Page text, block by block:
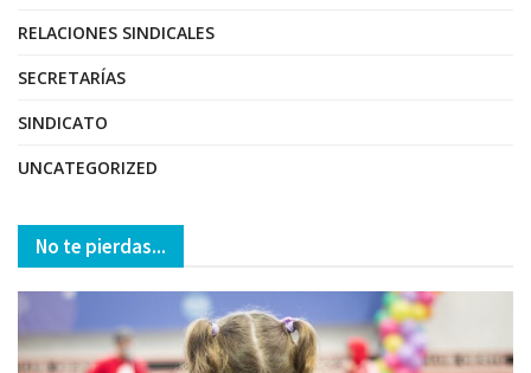
RELACIONES SINDICALES
SECRETARÍAS
SINDICATO
UNCATEGORIZED
No te pierdas...